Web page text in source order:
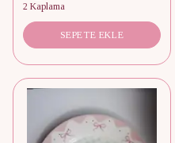
2 Kaplama
SEPETE EKLE